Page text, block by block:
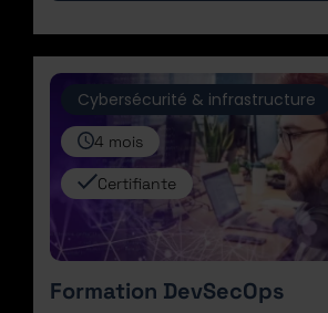
Cybersécurité & infrastructure
4 mois
Certifiante
Formation DevSecOps